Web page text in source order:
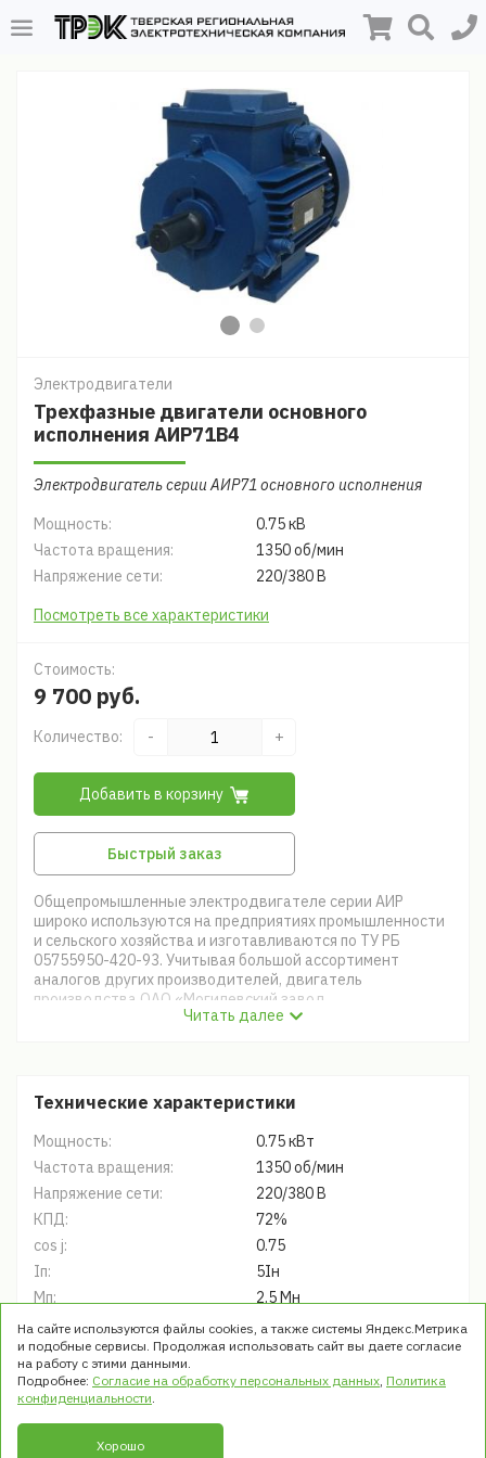
Электродвигатели
Трехфазные двигатели основного
исполнения АИР71В4
Электродвигатель серии АИР71 основного исполнения
Мощность:
0.75 кВ
Частота вращения:
1350 об/мин
Напряжение сети:
220/380 В
Посмотреть все характеристики
Стоимость:
9 700 руб.
Количество: - +
Добавить в корзину
Быстрый заказ
Общепромышленные электродвигателе серии АИР
широко используются на предприятиях промышленности
и сельского хозяйства и изготавливаются по ТУ РБ
05755950-420-93. Учитывая большой ассортимент
аналогов других производителей, двигатель
производства ОАО «Могилевский завод
«Электродвигатель» Республика Беларусь заметно
благодаря этим преимуществам, большинство клиентов
выбирает модели именно этой серии.
Читать далее
Технические характеристики
Мощность:
0.75 кВт
Частота вращения:
1350 об/мин
Напряжение сети:
220/380 В
КПД:
72%
cos j:
0.75
Iп:
5Iн
Mп:
2.5 Мн
Мmax:
2.6 Мн
Мmin:
2.4 Мн
Масса:
9.4 кг
© ООО «ТРЭК». Все права защищены
На сайте используются файлы cookies, а также системы Яндекс.Метрика
и подобные сервисы. Продолжая использовать сайт вы даете согласие
на работу с этими данными.
Подробнее: Согласие на обработку персональных данных, Политика
конфиденциальности.
Хорошо